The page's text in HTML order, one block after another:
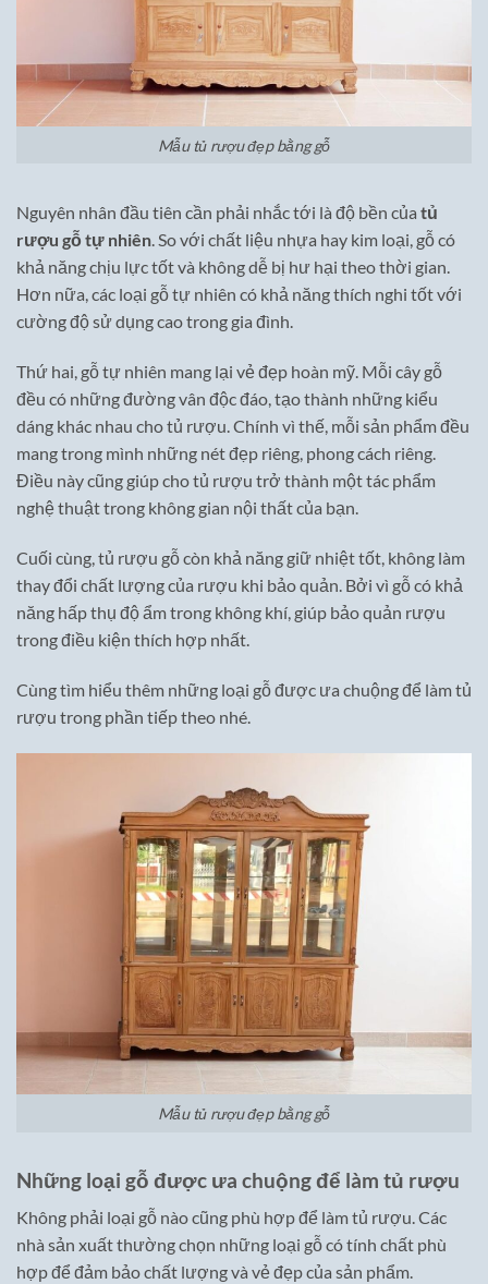
Mẫu tủ rượu đẹp bằng gỗ
Nguyên nhân đầu tiên cần phải nhắc tới là độ bền của tủ
rượu gỗ tự nhiên. So với chất liệu nhựa hay kim loại, gỗ có
khả năng chịu lực tốt và không dễ bị hư hại theo thời gian.
Hơn nữa, các loại gỗ tự nhiên có khả năng thích nghi tốt với
cường độ sử dụng cao trong gia đình.
Thứ hai, gỗ tự nhiên mang lại vẻ đẹp hoàn mỹ. Mỗi cây gỗ
đều có những đường vân độc đáo, tạo thành những kiểu
dáng khác nhau cho tủ rượu. Chính vì thế, mỗi sản phẩm đều
mang trong mình những nét đẹp riêng, phong cách riêng.
Điều này cũng giúp cho tủ rượu trở thành một tác phẩm
nghệ thuật trong không gian nội thất của bạn.
Cuối cùng, tủ rượu gỗ còn khả năng giữ nhiệt tốt, không làm
thay đổi chất lượng của rượu khi bảo quản. Bởi vì gỗ có khả
năng hấp thụ độ ẩm trong không khí, giúp bảo quản rượu
trong điều kiện thích hợp nhất.
Cùng tìm hiểu thêm những loại gỗ được ưa chuộng để làm tủ
rượu trong phần tiếp theo nhé.
Mẫu tủ rượu đẹp bằng gỗ
Những loại gỗ được ưa chuộng để làm tủ rượu
Không phải loại gỗ nào cũng phù hợp để làm tủ rượu. Các
nhà sản xuất thường chọn những loại gỗ có tính chất phù
hợp để đảm bảo chất lượng và vẻ đẹp của sản phẩm.